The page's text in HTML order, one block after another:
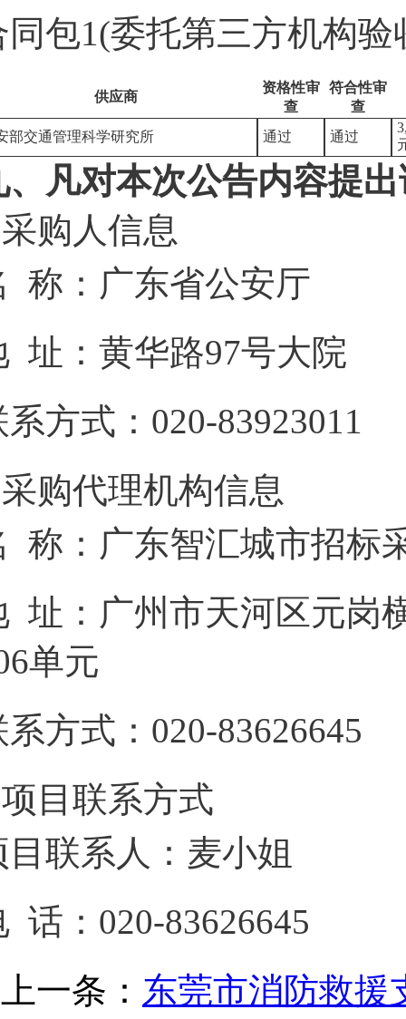
同包1(委托第三方机构
供应商
资格性审
查
符合性审
查
部交通管理科学研究所
通过 通过
、凡对本次公告内容提
购人信息
称： 广东省公安厅
址： 黄华路97号大院
方式： 020-83923011
购代理机构信息
称： 广东智汇城市招标
址： 广州市天河区元岗
单元
方式： 020-83626645
目联系方式
联系人： 麦小姐
话： 020-83626645
上一条： 东莞市消防救援